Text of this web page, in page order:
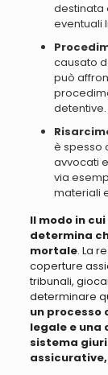
destinata
eventuali
causato
può
detentive.
è spesso
avvocati
via
materiali
Il modo in
determina
mortale. La
coperture
tribunali,
determinare
un processo
legale e
sistema